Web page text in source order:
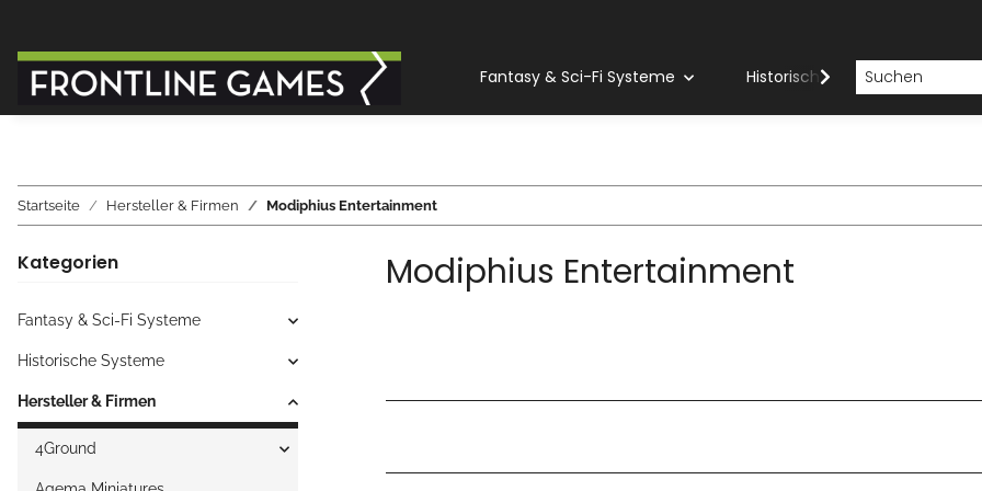
Fantasy & Sci-Fi Systeme Historische Systeme
Startseite Hersteller & Firmen Modiphius Entertainment
Modiphius Entertainment
Kategorien
Fantasy & Sci-Fi Systeme
Historische Systeme
Hersteller & Firmen
4Ground